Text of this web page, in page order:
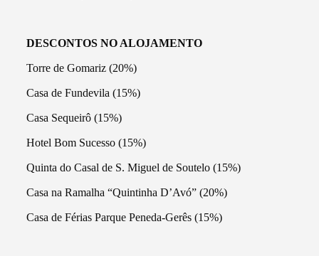
DESCONTOS NO ALOJAMENTO
Torre de Gomariz (20%)
Casa de Fundevila (15%)
Casa Sequeirô (15%)
Hotel Bom Sucesso (15%)
Quinta do Casal de S. Miguel de Soutelo (15%)
Casa na Ramalha “Quintinha D’Avó” (20%)
Casa de Férias Parque Peneda-Gerês (15%)